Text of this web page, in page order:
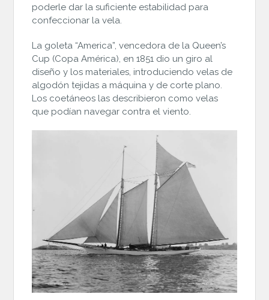
poderle dar la suficiente estabilidad para
confeccionar la vela.
La goleta “America”, vencedora de la Queen’s
Cup (Copa América), en 1851 dio un giro al
diseño y los materiales, introduciendo velas de
algodón tejidas a máquina y de corte plano.
Los coetáneos las describieron como velas
que podían navegar contra el viento.